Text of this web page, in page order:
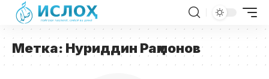
Метка: Нуриддин Раҳмонов